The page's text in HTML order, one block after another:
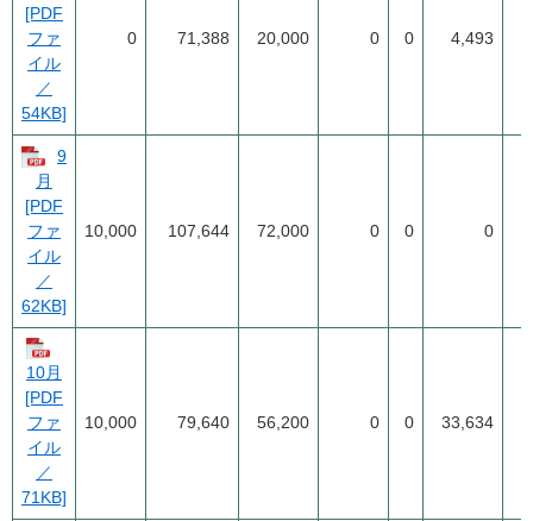
[PDF
ファ
イル
／
54KB]
0 71,388 20,000 0 0 4,493
9
月
[PDF
ファ
イル
／
62KB]
10,000 107,644 72,000 0 0 0
10月
[PDF
ファ
イル
／
71KB]
10,000 79,640 56,200 0 0 33,634